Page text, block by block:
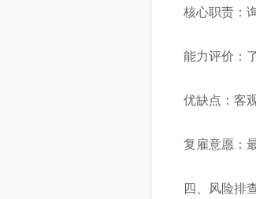
核心职责：
能力评价：
优缺点：客
复雇意愿：
四、风险排